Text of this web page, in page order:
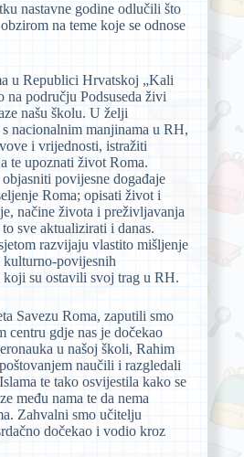
nastavne godine odlučili što
na teme koje se odnose
u Republici Hrvatskoj „Kali
na području Podsuseda živi
našu školu. U želji
nacionalnim manjinama u RH,
i vrijednosti, istražiti
te upoznati život Roma.
povijesne događaje
Roma; opisati život i
načine života i preživljavanja
sve aktualizirati i danas.
razvijaju vlastito mišljenje
povijesnih
koji su ostavili svoj trag u RH.
Savezu Roma, zaputili smo
centru gdje nas je dočekao
u našoj školi, Rahim
naučili i razgledali
te tako osvijestila kako se
među nama te da nema
Zahvalni smo učitelju
dočekao i vodio kroz